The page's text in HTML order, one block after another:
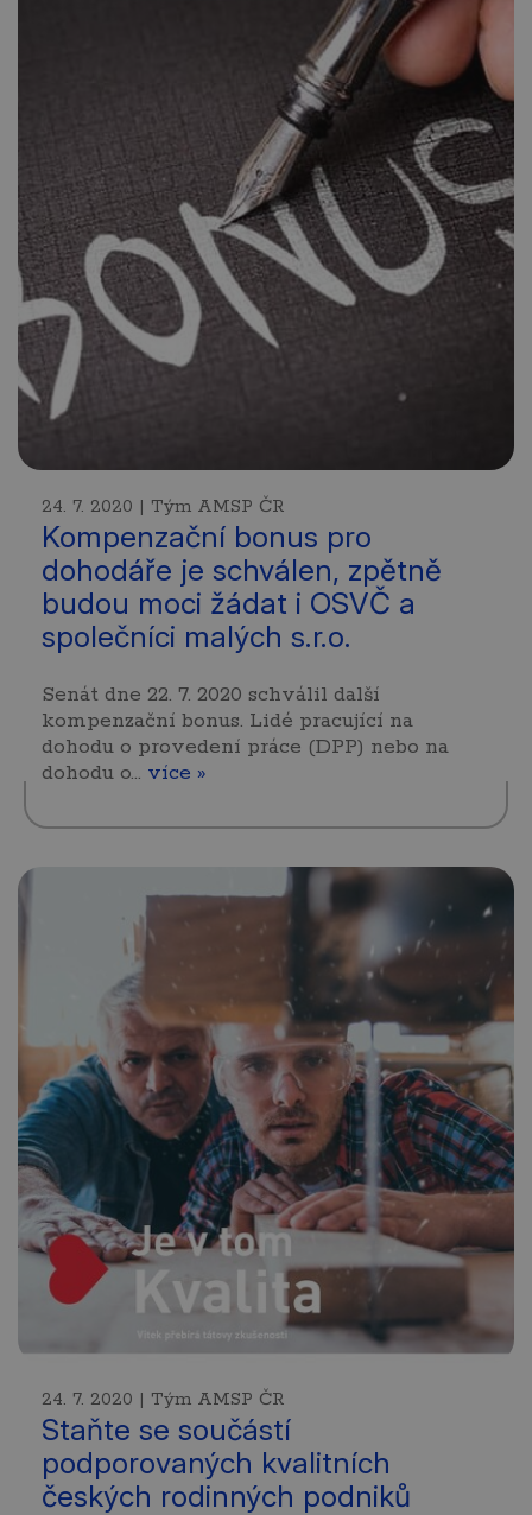
24. 7. 2020 | Tým AMSP ČR
Kompenzační bonus pro
dohodáře je schválen, zpětně
budou moci žádat i OSVČ a
společníci malých s.r.o.
Senát dne 22. 7. 2020 schválil další
kompenzační bonus. Lidé pracující na
dohodu o provedení práce (DPP) nebo na
dohodu o… více »
24. 7. 2020 | Tým AMSP ČR
Staňte se součástí
podporovaných kvalitních
českých rodinných podniků